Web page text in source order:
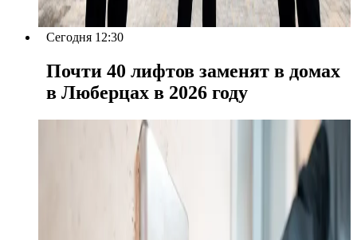
Сегодня 12:30
Почти 40 лифтов заменят в домах
в Люберцах в 2026 году